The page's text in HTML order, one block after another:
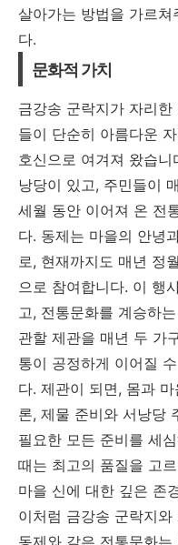
살아가는 방법을 가르
다.
문화적 가치
금강송 군락지가 자리
들이 단순히 아름다운
호신으로 여겨져 왔습
낭당이 있고, 주민들이
세월 동안 이어져 온 전
다. 동제는 마을의 안녕
로, 현재까지도 매년 정
으로 참여합니다. 이 행
고, 전통문화를 계승하
관할 제관을 매년 두 가
통이 공정하게 이어질
다. 제관이 되면, 몸과
론, 제물 준비와 서낭당
필요한 모든 준비를 세
때는 최고의 품질을 고
마을 신에 대한 깊은 존
이처럼 금강송 군락지
동제와 같은 전통문화